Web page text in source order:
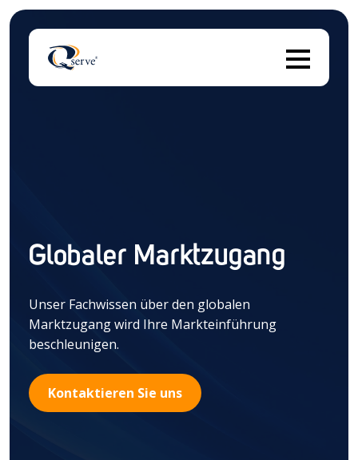
Globaler Marktzugang
Unser Fachwissen über den globalen
Marktzugang wird Ihre Markteinführung
beschleunigen.
Kontaktieren Sie uns